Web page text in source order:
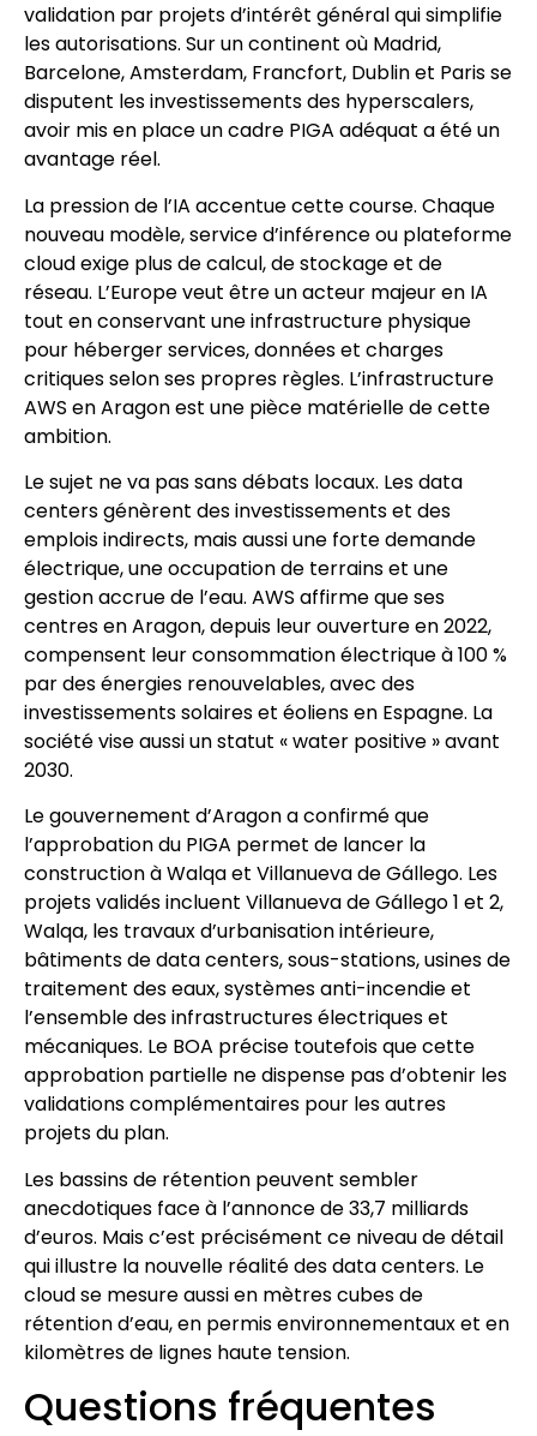
validation par projets d’intérêt général qui simplifie
les autorisations. Sur un continent où Madrid,
Barcelone, Amsterdam, Francfort, Dublin et Paris se
disputent les investissements des hyperscalers,
avoir mis en place un cadre PIGA adéquat a été un
avantage réel.
La pression de l’IA accentue cette course. Chaque
nouveau modèle, service d’inférence ou plateforme
cloud exige plus de calcul, de stockage et de
réseau. L’Europe veut être un acteur majeur en IA
tout en conservant une infrastructure physique
pour héberger services, données et charges
critiques selon ses propres règles. L’infrastructure
AWS en Aragon est une pièce matérielle de cette
ambition.
Le sujet ne va pas sans débats locaux. Les data
centers génèrent des investissements et des
emplois indirects, mais aussi une forte demande
électrique, une occupation de terrains et une
gestion accrue de l’eau. AWS affirme que ses
centres en Aragon, depuis leur ouverture en 2022,
compensent leur consommation électrique à 100 %
par des énergies renouvelables, avec des
investissements solaires et éoliens en Espagne. La
société vise aussi un statut « water positive » avant
2030.
Le gouvernement d’Aragon a confirmé que
l’approbation du PIGA permet de lancer la
construction à Walqa et Villanueva de Gállego. Les
projets validés incluent Villanueva de Gállego 1 et 2,
Walqa, les travaux d’urbanisation intérieure,
bâtiments de data centers, sous-stations, usines de
traitement des eaux, systèmes anti-incendie et
l’ensemble des infrastructures électriques et
mécaniques. Le BOA précise toutefois que cette
approbation partielle ne dispense pas d’obtenir les
validations complémentaires pour les autres
projets du plan.
Les bassins de rétention peuvent sembler
anecdotiques face à l’annonce de 33,7 milliards
d’euros. Mais c’est précisément ce niveau de détail
qui illustre la nouvelle réalité des data centers. Le
cloud se mesure aussi en mètres cubes de
rétention d’eau, en permis environnementaux et en
kilomètres de lignes haute tension.
Questions fréquentes